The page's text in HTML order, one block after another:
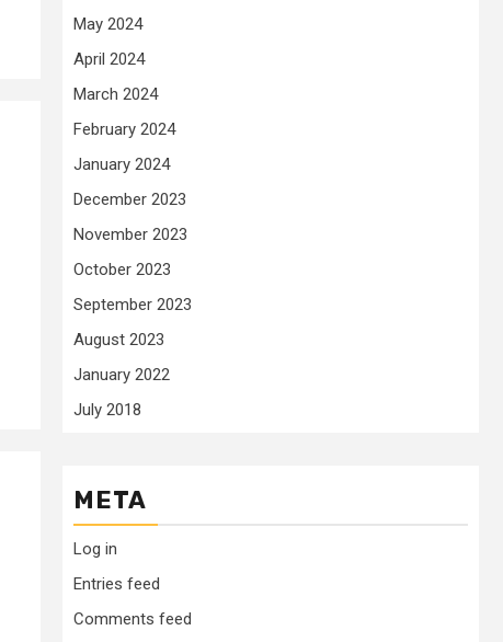
May 2024
April 2024
March 2024
February 2024
January 2024
December 2023
November 2023
October 2023
September 2023
August 2023
January 2022
July 2018
META
Log in
Entries feed
Comments feed